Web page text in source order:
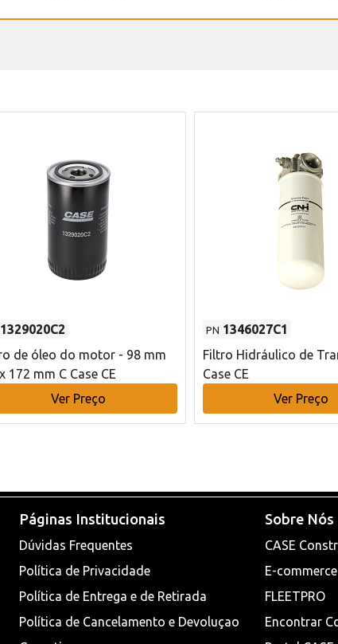
1329020C2
de óleo do motor - 98 mm
172 mm C Case CE
Ver Preço
PN 1346027C1
Filtro Hidráulico de
Case CE
Ver Preço
Páginas Institucionais
Dúvidas Frequentes
Política de Privacidade
Política de Entrega e de Retirada
Política de Cancelamento e Devoluçao
Sobre Nós
CASE
E-commerce
FLEETPRO
Encontrar